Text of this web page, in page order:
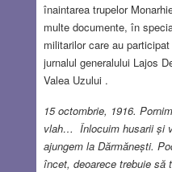
înaintarea trupelor
multe documente, în
militarilor care au
jurnalul generalului Lajos
Valea Uzului .
15 octombrie, 1916.
vlah… Înlocuim husarii și
ajungem la Dărmănești.
încet, deoarece trebuie să